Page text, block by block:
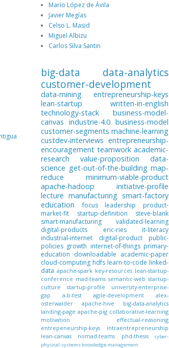
Mario López de Ávila
Javier Megías
Celso L. Masid
Miguel Albizu
Carlos Silva Santin
big-data
data-analytics
customer-development
data-mining
entrepreneurship-keys
lean-startup
written-in-english
technology-stack
business-model-
canvas industrie-4.0 business-model
customer-segments machine-learning
custdev-interviews entrepreneurship-
encouragement teamwork academic-
research
value-proposition
data-
science get-out-of-the-building map-
reduce
minimum-viable-product
apache-hadoop
initiative-profile
lecture manufacturing smart-factory
education
focus leadership
product-
market-fit
startup-definition
steve-blank
smart-manufacturing
validated-learning
digital-products
eric-ries
it-literacy
industrial-internet
digital-product
public-
policies growth internet-of-things primary-
education downloadable academic-paper
cloud-computing hdfs learn-to-code linked-
data apache-spark key-resources lean-startup-
conference mad-teams semantic-web startup-
culture
startup-profile
university-enterprise-
gap
a-b-test agile-development
alex-
osterwalder
apache-hive
big-data-analytics
landing-page apache-pig collaborative-learning
motivation
effectual-reasoning
entrepeneurship-keys
intraentrepreneurship
lean-canvas
nomad-teams phd-thesis
cyber-
physical-systems knowledge-management